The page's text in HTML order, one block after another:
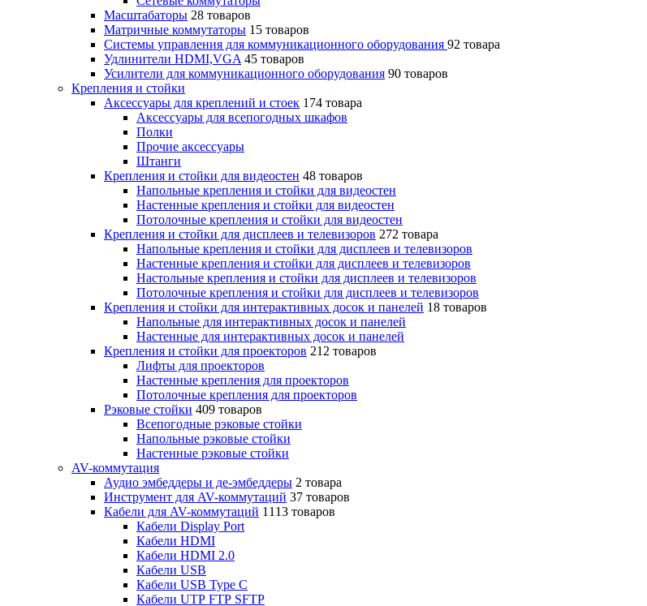
Масштабаторы 28 товаров
Матричные коммутаторы 15 товаров
Системы управления для коммуникационного оборудования 92 товара
Удлинители HDMI,VGA 45 товаров
Усилители для коммуникационного оборудования 90 товаров
Крепления и стойки
Аксессуары для креплений и стоек 174 товара
Аксессуары для всепогодных шкафов
Полки
Прочие аксессуары
Штанги
Крепления и стойки для видеостен 48 товаров
Напольные крепления и стойки для видеостен
Настенные крепления и стойки для видеостен
Потолочные крепления и стойки для видеостен
Крепления и стойки для дисплеев и телевизоров 272 товара
Напольные крепления и стойки для дисплеев и телевизоров
Настенные крепления и стойки для дисплеев и телевизоров
Настольные крепления и стойки для дисплеев и телевизоров
Потолочные крепления и стойки для дисплеев и телевизоров
Крепления и стойки для интерактивных досок и панелей 18 товаров
Напольные для интерактивных досок и панелей
Настенные для интерактивных досок и панелей
Крепления и стойки для проекторов 212 товаров
Лифты для проекторов
Настенные крепления для проекторов
Потолочные крепления для проекторов
Рэковые стойки 409 товаров
Всепогодные рэковые стойки
Напольные рэковые стойки
Настенные рэковые стойки
AV-коммутация
Аудио эмбеддеры и де-эмбеддеры 2 товара
Инструмент для AV-коммутаций 37 товаров
Кабели для AV-коммутаций 1113 товаров
Кабели Display Port
Кабели HDMI
Кабели HDMI 2.0
Кабели USB
Кабели USB Type C
Кабели UTP FTP SFTP